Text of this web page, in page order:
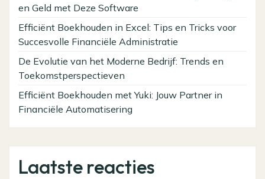
en Geld met Deze Software
Efficiënt Boekhouden in Excel: Tips en Tricks voor
Succesvolle Financiële Administratie
De Evolutie van het Moderne Bedrijf: Trends en
Toekomstperspectieven
Efficiënt Boekhouden met Yuki: Jouw Partner in
Financiële Automatisering
Laatste reacties